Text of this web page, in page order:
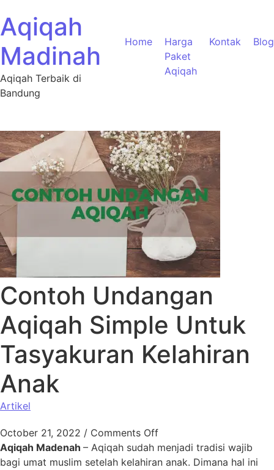
Aqiqah
Madinah
Aqiqah Terbaik di
Bandung
Home
Harga
Paket
Aqiqah
Kontak Blog
Contoh Undangan
Aqiqah Simple Untuk
Tasyakuran Kelahiran
Anak
Artikel
October 21, 2022 / Comments Off
Aqiqah Madenah – Aqiqah sudah menjadi tradisi wajib
bagi umat muslim setelah kelahiran anak. Dimana hal ini